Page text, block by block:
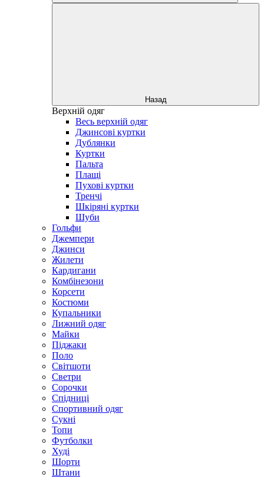
Назад
Верхній одяг
Весь верхній одяг
Джинсові куртки
Дублянки
Куртки
Пальта
Плащі
Пухові куртки
Тренчі
Шкіряні куртки
Шуби
Гольфи
Джемпери
Джинси
Жилети
Кардигани
Комбінезони
Корсети
Костюми
Купальники
Лижний одяг
Майки
Піджаки
Поло
Світшоти
Светри
Сорочки
Спідниці
Спортивний одяг
Сукні
Топи
Футболки
Худі
Шорти
Штани